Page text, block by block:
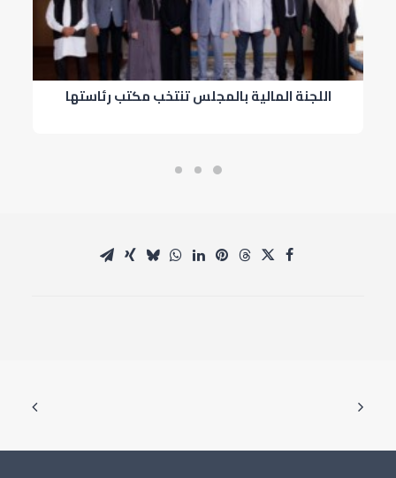
اللجنة المالية بالمجلس تنتخب مكتب رئاستها